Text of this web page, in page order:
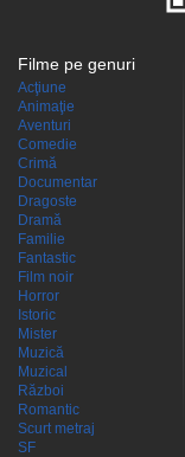
Filme pe genuri
Acţiune
Animaţie
Aventuri
Comedie
Crimă
Documentar
Dragoste
Dramă
Familie
Fantastic
Film noir
Horror
Istoric
Mister
Muzică
Muzical
Război
Romantic
Scurt metraj
SF